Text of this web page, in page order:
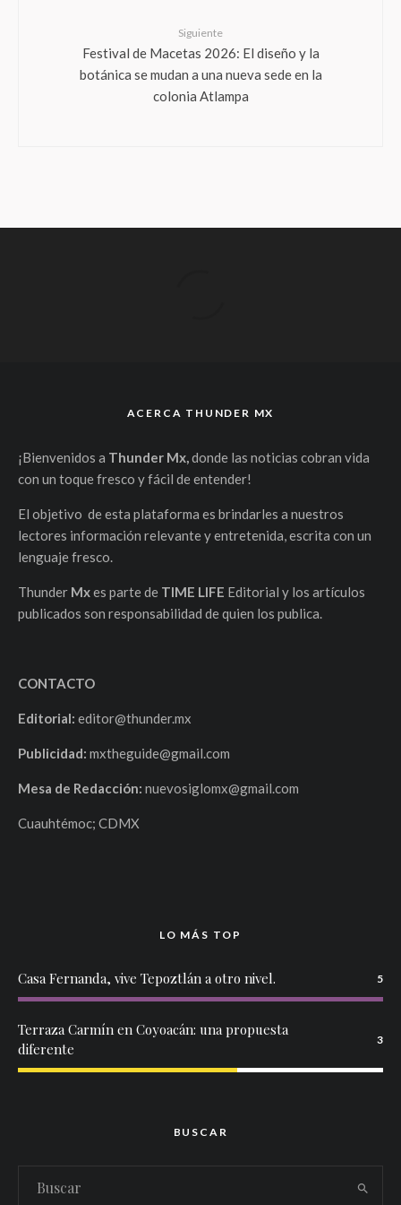
Siguiente
Festival de Macetas 2026: El diseño y la
botánica se mudan a una nueva sede en la
colonia Atlampa
ACERCA THUNDER MX
¡Bienvenidos a Thunder Mx,donde las noticias cobran vida
con un toque fresco y fácil de entender!
El objetivo de esta plataforma es brindarles a nuestros
lectores información relevante y entretenida, escrita con un
lenguaje fresco.
Thunder Mxes parte de TIME LIFE Editorial y los artículos
publicados son responsabilidad de quien los publica.
CONTACTO
Editorial: editor@thunder.mx
Publicidad: mxtheguide@gmail.com
Mesa de Redacción: nuevosiglomx@gmail.com
Cuauhtémoc; CDMX
LO MÁS TOP
Casa Fernanda, vive Tepoztlán a otro nivel. 5
Terraza Carmín en Coyoacán: una propuesta
diferente
3
BUSCAR